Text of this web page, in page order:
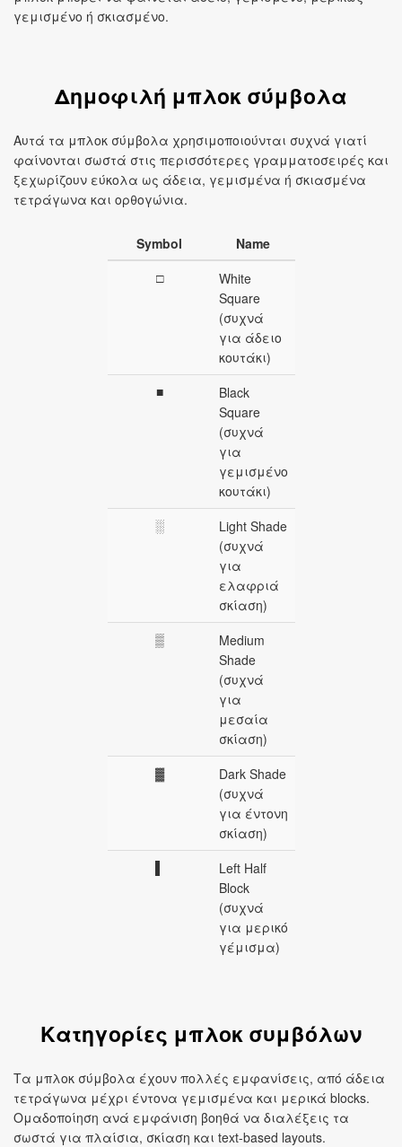
γεμισμένο ή σκιασμένο.
Δημοφιλή μπλοκ σύμβολα
Αυτά τα μπλοκ σύμβολα χρησιμοποιούνται συχνά γιατί
φαίνονται σωστά στις περισσότερες γραμματοσειρές και
ξεχωρίζουν εύκολα ως άδεια, γεμισμένα ή σκιασμένα
τετράγωνα και ορθογώνια.
Symbol
Name
□
White
Square
(συχνά
για άδειο
κουτάκι)
■
Black
Square
(συχνά
για
γεμισμένο
κουτάκι)
░
Light Shade
(συχνά
για
ελαφριά
σκίαση)
▒
Medium
Shade
(συχνά
για
μεσαία
σκίαση)
▓
Dark Shade
(συχνά
για έντονη
σκίαση)
Left Half
Block
(συχνά
για μερικό
γέμισμα)
Κατηγορίες μπλοκ συμβόλων
Τα μπλοκ σύμβολα έχουν πολλές εμφανίσεις, από άδεια
τετράγωνα μέχρι έντονα γεμισμένα και μερικά blocks.
Ομαδοποίηση ανά εμφάνιση βοηθά να διαλέξεις τα
σωστά για πλαίσια, σκίαση και text-based layouts.